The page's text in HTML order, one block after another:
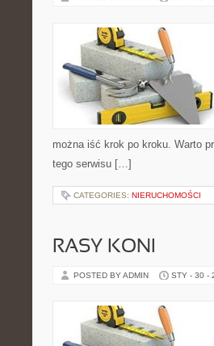
można iść krok po kroku. Warto
tego serwisu […]
CATEGORIES: NIERUCHOMOŚCI
RASY KONI
POSTED BY ADMIN STY - 30 -